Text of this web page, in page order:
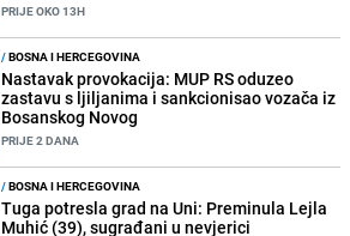
PRIJE OKO 13H
/BOSNA I HERCEGOVINA
Nastavak provokacija: MUP RS oduzeo
zastavu s ljiljanima i sankcionisao vozača iz
Bosanskog Novog
PRIJE 2 DANA
/BOSNA I HERCEGOVINA
Tuga potresla grad na Uni: Preminula Lejla
Muhić (39), sugrađani u nevjerici